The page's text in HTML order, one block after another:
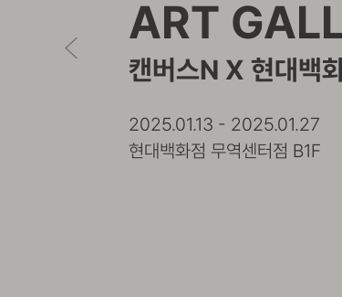
ART
캔버스N X 현대백
2025.01.13 - 2025.01.27
현대백화점 무역센터점 B1F